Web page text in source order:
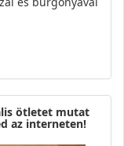
ötletet mutat
az interneten!